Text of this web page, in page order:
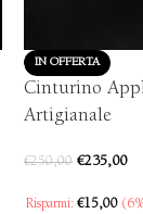
IN OFFERTA
Cinturino
Artigianale
€250,00 €235,00
Risparmi: €15,00